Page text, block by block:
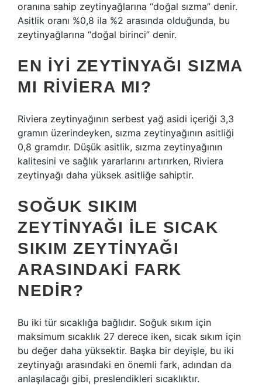
oranına sahip zeytinyağlarına “doğal sızma” denir.
Asitlik oranı %0,8 ila %2 arasında olduğunda, bu
zeytinyağlarına “doğal birinci” denir.
EN IYI ZEYTINYAĞI SIZMA
MI RIVIERA MI?
Riviera zeytinyağının serbest yağ asidi içeriği 3,3
gramın üzerindeyken, sızma zeytinyağının asitliği
0,8 gramdır. Düşük asitlik, sızma zeytinyağının
kalitesini ve sağlık yararlarını artırırken, Riviera
zeytinyağı daha yüksek asitliğe sahiptir.
SOĞUK SIKIM
ZEYTINYAĞI ILE SICAK
SIKIM ZEYTINYAĞI
ARASINDAKI FARK
NEDIR?
Bu iki tür sıcaklığa bağlıdır. Soğuk sıkım için
maksimum sıcaklık 27 derece iken, sıcak sıkım için
bu değer daha yüksektir. Başka bir deyişle, bu iki
zeytinyağı arasındaki en önemli fark, adından da
anlaşılacağı gibi, preslendikleri sıcaklıktır.